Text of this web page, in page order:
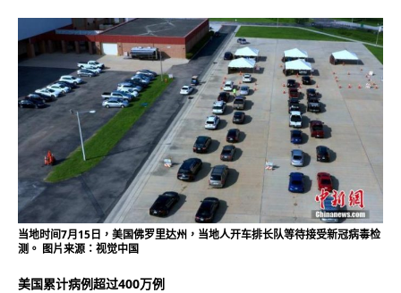
当地时间7月15日，美国佛罗里达州，当地人开车排长队等待接受新冠病毒检
测。 图片来源：视觉中国
美国累计病例超过400万例